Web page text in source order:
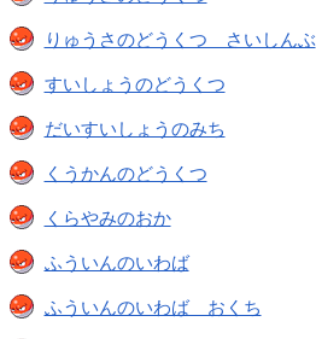
りゅうさのどうくつ さいしんぶ
すいしょうのどうくつ
だいすいしょうのみち
くうかんのどうくつ
くらやみのおか
ふういんのいわば
ふういんのいわば おくち